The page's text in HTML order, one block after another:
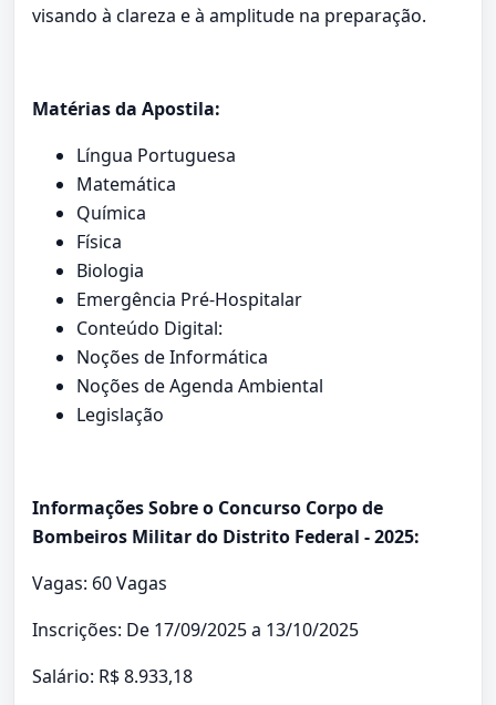
visando à clareza e à amplitude na preparação.
Matérias da Apostila:
Língua Portuguesa
Matemática
Química
Física
Biologia
Emergência Pré-Hospitalar
Conteúdo Digital:
Noções de Informática
Noções de Agenda Ambiental
Legislação
Informações Sobre o Concurso Corpo de
Bombeiros Militar do Distrito Federal - 2025:
Vagas: 60 Vagas
Inscrições: De 17/09/2025 a 13/10/2025
Salário: R$ 8.933,18